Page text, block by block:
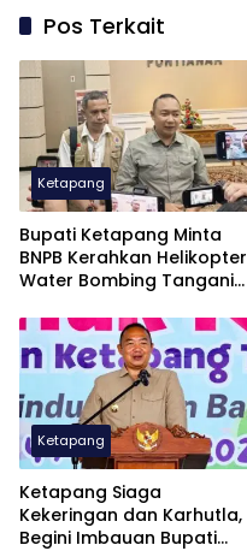
Pos Terkait
Ketapang
Bupati Ketapang Minta
BNPB Kerahkan Helikopter
Water Bombing Tangani
Ketapang
Ketapang Siaga
Kekeringan dan Karhutla,
Begini Imbauan Bupati